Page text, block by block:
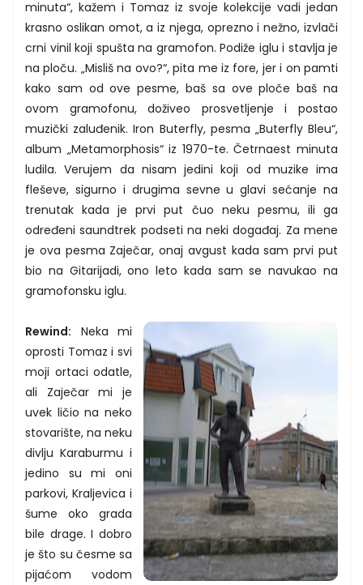
minuta“, kažem i Tomaz iz svoje kolekcije vadi jedan
krasno oslikan omot, a iz njega, oprezno i nežno, izvlači
crni vinil koji spušta na gramofon. Podiže iglu i stavlja je
na ploču. „Misliš na ovo?“, pita me iz fore, jer i on pamti
kako sam od ove pesme, baš sa ove ploče baš na
ovom gramofonu, doživeo prosvetljenje i postao
muzički zaluđenik. Iron Buterfly, pesma „Buterfly Bleu“,
album „Metamorphosis“ iz 1970-te. Četrnaest minuta
ludila. Verujem da nisam jedini koji od muzike ima
fleševe, sigurno i drugima sevne u glavi sećanje na
trenutak kada je prvi put čuo neku pesmu, ili ga
određeni saundtrek podseti na neki događaj. Za mene
je ova pesma Zaječar, onaj avgust kada sam prvi put
bio na Gitarijadi, ono leto kada sam se navukao na
gramofonsku iglu.
Rewind: Neka mi
oprosti Tomaz i svi
moji ortaci odatle,
ali Zaječar mi je
uvek ličio na neko
stovarište, na neku
divlju Karaburmu i
jedino su mi oni
parkovi, Kraljevica i
šume oko grada
bile drage. I dobro
je što su česme sa
pijaćom vodom